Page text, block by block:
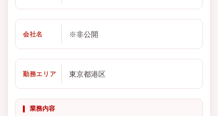
会社名 ※非公開
勤務エリア 東京都港区
業務内容